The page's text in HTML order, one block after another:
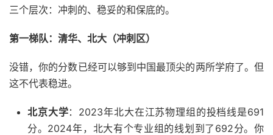
三个层次：冲刺的、稳妥的和保底的。
第一梯队：清华、北大（冲刺区）
没错，你的分数已经可以够到中国最顶尖的两所学府了。但
这不代表稳进。
北京大学：2023年北大在江苏物理组的投档线是691
分。2024年，北大有个专业组的线划到了692分。你